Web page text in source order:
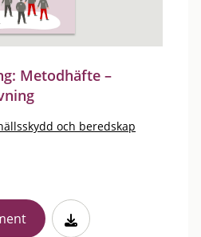
Metodhäfte –
och beredskap